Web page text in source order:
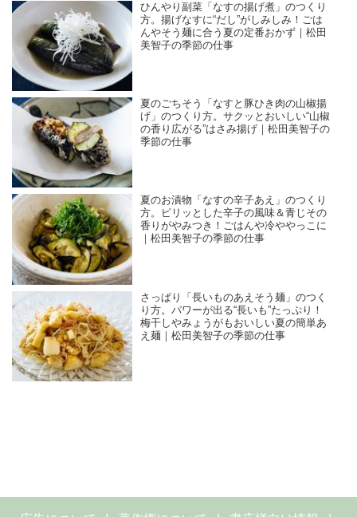
ひんやり副菜「なすの揚げ煮」のつくり
方。揚げなすに“だし”がしみしみ！ごは
んやそう麺に合う夏の定番おかず｜松田
美智子の季節の仕事
夏のごちそう「なすと豚ひき肉の山椒揚
げ」のつくり方。サクッとおいしい“山椒
の香り広がる”はさみ揚げ｜松田美智子の
季節の仕事
夏のお漬物「なすの辛子あえ」のつくり
方。ピリッとした辛子の風味＆青じその
香りがやみつき！ごはんや冷ややっこに
｜松田美智子の季節の仕事
さっぱり「長いものあえそう麺」のつく
り方。パワーが出る“長いも”たっぷり！
梅干しやみょうがもおいしい夏の簡単あ
え麺｜松田美智子の季節の仕事